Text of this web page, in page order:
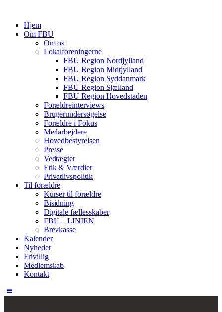
Hjem
Om FBU
Om os
Lokalforeningerne
FBU Region Nordjylland
FBU Region Midtjylland
FBU Region Syddanmark
FBU Region Sjælland
FBU Region Hovedstaden
Forældreinterviews
Brugerundersøgelse
Forældre i Fokus
Medarbejdere
Hovedbestyrelsen
Presse
Vedtægter
Etik & Værdier
Privatlivspolitik
Til forældre
Kurser til forældre
Bisidning
Digitale fællesskaber
FBU – LINIEN
Brevkasse
Kalender
Nyheder
Frivillig
Medlemskab
Kontakt